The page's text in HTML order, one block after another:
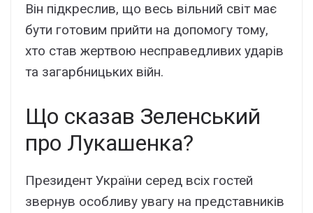
Він підкреслив, що весь вільний світ має
бути готовим прийти на допомогу тому,
хто став жертвою несправедливих ударів
та загарбницьких війн.
Що сказав Зеленський
про Лукашенка?
Президент України серед всіх гостей
звернув особливу увагу на представників